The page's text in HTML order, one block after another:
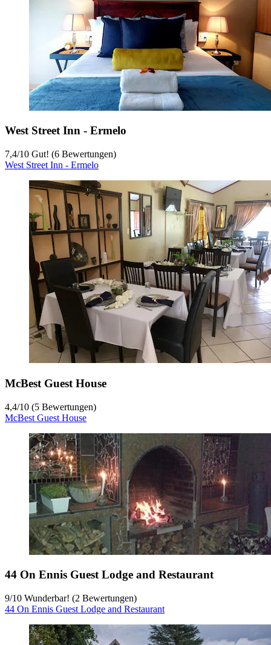
West Street Inn - Ermelo
7,4/10 Gut! (6 Bewertungen)
West Street Inn - Ermelo
McBest Guest House
4,4/10 (5 Bewertungen)
McBest Guest House
44 On Ennis Guest Lodge and Restaurant
9/10 Wunderbar! (2 Bewertungen)
44 On Ennis Guest Lodge and Restaurant